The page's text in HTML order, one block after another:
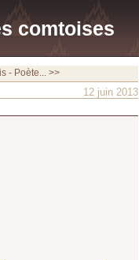
- Poète... >>
12 juin 2013